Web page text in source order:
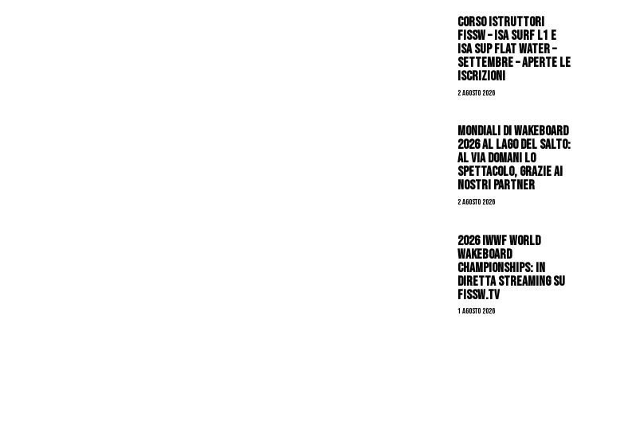
CORSO ISTRUTTORI
FISSW – ISA SURF L1 e
ISA SUP Flat Water –
SETTEMBRE – APERTE LE
ISCRIZIONI
2 Agosto 2026
Mondiali di Wakeboard
2026 al Lago del Salto:
al via domani lo
spettacolo, grazie ai
nostri Partner
2 Agosto 2026
2026 IWWF WORLD
WAKEBOARD
CHAMPIONSHIPS: IN
DIRETTA STREAMING SU
FISSW.TV
1 Agosto 2026